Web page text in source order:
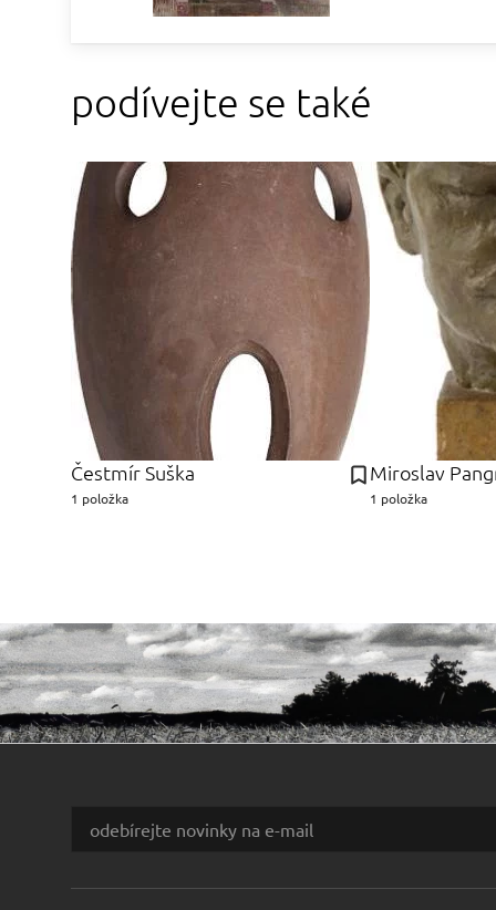
podívejte se také
Čestmír Suška
1 položka
Miroslav
1 položka